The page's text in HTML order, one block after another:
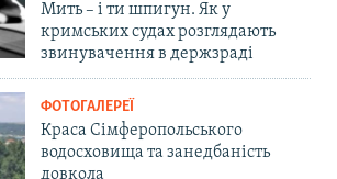
Мить – і ти шпигун. Як у
кримських судах розглядають
звинувачення в держзраді
ФОТОГАЛЕРЕЇ
Краса Сімферопольського
водосховища та занедбаність
довкола